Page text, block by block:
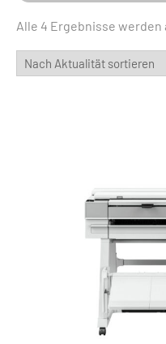
Alle 4 Ergebnisse werden